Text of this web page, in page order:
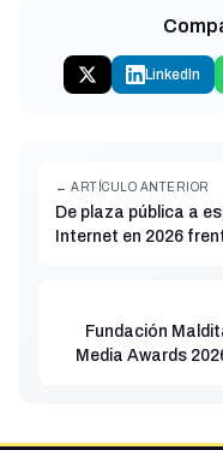
LinkedIn
← ARTÍCULO ANTERIOR
De plaza pública a
Internet en 2026
Fundación
Media Awards